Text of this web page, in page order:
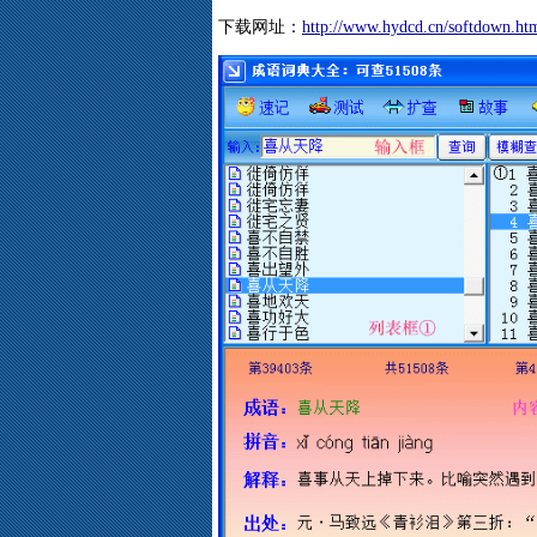
下载网址： http://www.hydcd.cn/